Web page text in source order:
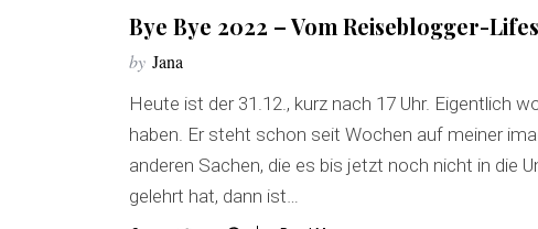
Bye Bye 2022 – Vom Reiseblogger-
by Jana
Heute ist der 31.12., kurz nach 17 Uhr. Eigentlich
haben. Er steht schon seit Wochen auf meiner
anderen Sachen, die es bis jetzt noch nicht in die
gelehrt hat, dann ist…